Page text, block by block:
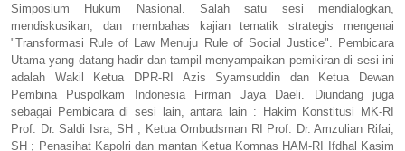
Simposium Hukum Nasional. Salah satu sesi mendialogkan,
mendiskusikan, dan membahas kajian tematik strategis mengenai
"Transformasi Rule of Law Menuju Rule of Social Justice". Pembicara
Utama yang datang hadir dan tampil menyampaikan pemikiran di sesi ini
adalah Wakil Ketua DPR-RI Azis Syamsuddin dan Ketua Dewan
Pembina Puspolkam Indonesia Firman Jaya Daeli. Diundang juga
sebagai Pembicara di sesi lain, antara lain : Hakim Konstitusi MK-RI
Prof. Dr. Saldi Isra, SH ; Ketua Ombudsman RI Prof. Dr. Amzulian Rifai,
SH ; Penasihat Kapolri dan mantan Ketua Komnas HAM-RI Ifdhal Kasim